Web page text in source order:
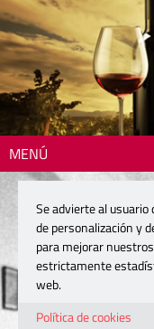
MENÚ
Se advierte al usuario
de personalización y
para mejorar
estrictamente
web.
Política de cookies